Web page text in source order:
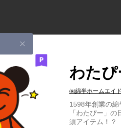
わたぴ
㈱綿半ホームエイド
1598年創業の
「わたぴー」
須アイテム！？